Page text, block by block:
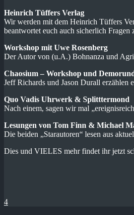
Heinrich Tüffers Verlag
Wir werden mit dem Heinrich Tüffers
beantwortet euch auch sicherlich Fragen
Workshop mit Uwe Rosenberg
Der Autor von (u.A.) Bohnanza und
Chaosium – Workshop und
Jeff Richards und Jason Durall erzählen
Quo Vadis Uhrwerk & Splitttermond
Nach einem, sagen wir mal
Lesungen von Tom Finn & Michael
Die beiden „Starautoren“ lesen aus
Dies und VIELES mehr findet ihr jetzt
4